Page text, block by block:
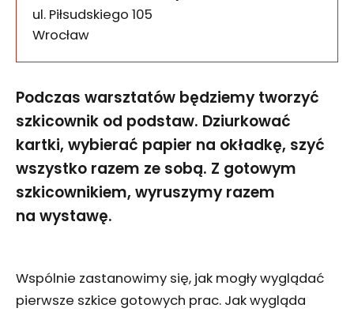
ul. Piłsudskiego 105
50-085
Wrocław
Podczas warsztatów będziemy tworzyć
szkicownik od podstaw. Dziurkować
kartki, wybierać papier na okładkę, szyć
wszystko razem ze sobą. Z gotowym
szkicownikiem, wyruszymy razem
na wystawę.
Wspólnie zastanowimy się, jak mogły wyglądać
pierwsze szkice gotowych prac. Jak wygląda